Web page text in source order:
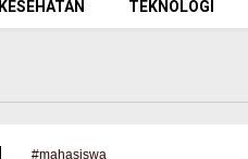
KESEHATAN TEKNOLOGI
#mahasiswa